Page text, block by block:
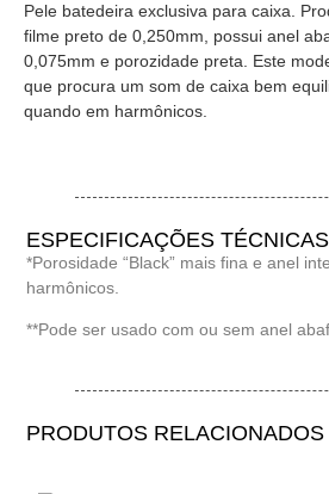
Pele batedeira exclusiva para caixa.
filme preto de 0,250mm, possui anel
0,075mm e porozidade preta. Este
que procura um som de caixa bem
quando em harmônicos.
ESPECIFICAÇÕES TÉCNICAS
*Porosidade “Black” mais fina e anel
harmônicos.
**Pode ser usado com ou sem anel
PRODUTOS RELACIONADOS